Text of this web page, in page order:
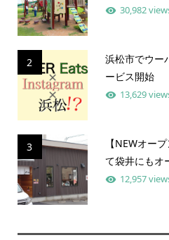
30,982
2
浜松市でウー
ービス開始
13,629
3
【NEWオー
て袋井にもオ
12,957